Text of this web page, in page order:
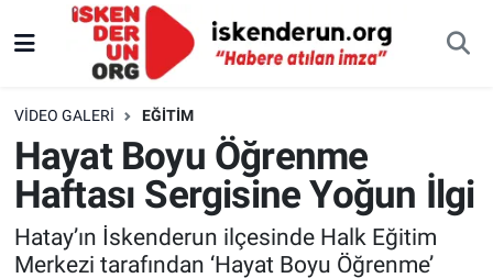
VIDEO GALERI EĞITIM
Hayat Boyu Öğrenme
Haftası Sergisine Yoğun İlgi
Hatay’ın İskenderun ilçesinde Halk Eğitim
Merkezi tarafından ‘Hayat Boyu Öğrenme’